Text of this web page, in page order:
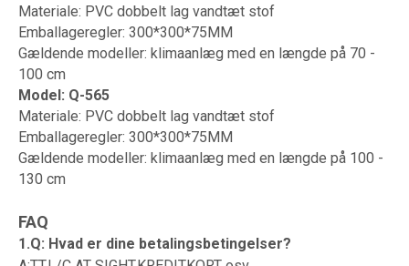
Materiale: PVC dobbelt lag vandtæt stof
Emballageregler: 300*300*75MM
Gældende modeller: klimaanlæg med en længde på 70 -
100 cm
Model: Q-565
Materiale: PVC dobbelt lag vandtæt stof
Emballageregler: 300*300*75MM
Gældende modeller: klimaanlæg med en længde på 100 -
130 cm
FAQ
1.Q: Hvad er dine betalingsbetingelser?